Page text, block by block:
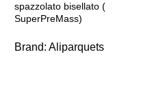
spazzolato bisellato (
SuperPreMass)
Brand: Aliparquets